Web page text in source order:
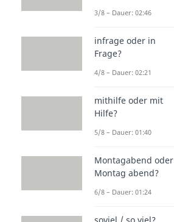
3/8 – Dauer: 02:46
infrage oder in
Frage?
4/8 – Dauer: 02:21
mithilfe oder mit
Hilfe?
5/8 – Dauer: 01:40
Montagabend oder
Montag abend?
6/8 – Dauer: 01:24